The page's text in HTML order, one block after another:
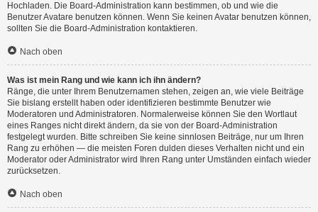
Hochladen. Die Board-Administration kann bestimmen, ob und wie die
Benutzer Avatare benutzen können. Wenn Sie keinen Avatar benutzen können,
sollten Sie die Board-Administration kontaktieren.
Nach oben
Was ist mein Rang und wie kann ich ihn ändern?
Ränge, die unter Ihrem Benutzernamen stehen, zeigen an, wie viele Beiträge
Sie bislang erstellt haben oder identifizieren bestimmte Benutzer wie
Moderatoren und Administratoren. Normalerweise können Sie den Wortlaut
eines Ranges nicht direkt ändern, da sie von der Board-Administration
festgelegt wurden. Bitte schreiben Sie keine sinnlosen Beiträge, nur um Ihren
Rang zu erhöhen — die meisten Foren dulden dieses Verhalten nicht und ein
Moderator oder Administrator wird Ihren Rang unter Umständen einfach wieder
zurücksetzen.
Nach oben